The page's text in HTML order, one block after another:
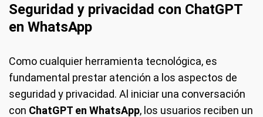
Seguridad y privacidad con ChatGPT
en WhatsApp
Como cualquier herramienta tecnológica, es
fundamental prestar atención a los aspectos de
seguridad y privacidad. Al iniciar una conversación
con ChatGPT en WhatsApp, los usuarios reciben un